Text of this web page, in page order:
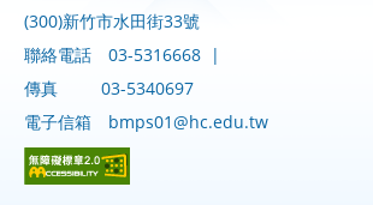
(300)新竹市水田街33號
聯絡電話
03-5316668 |
傳真
03-5340697
電子信箱
bmps01@hc.edu.tw